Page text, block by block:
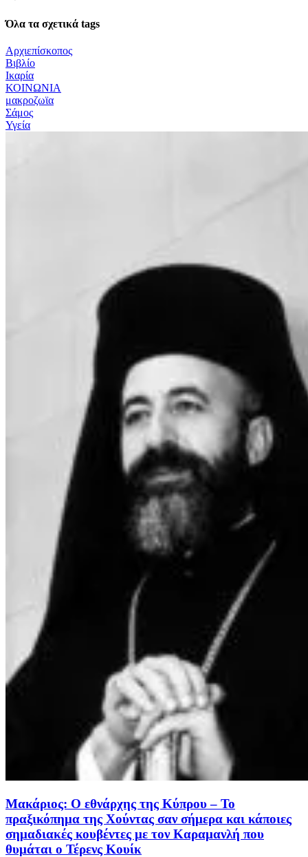
Όλα τα σχετικά tags
Αρχιεπίσκοπος
Βιβλίο
Ικαρία
ΚΟΙΝΩΝΙΑ
μακροζωϊα
Σάμος
Υγεία
Μακάριος: Ο εθνάρχης της Κύπρου – Το
πραξικόπημα της Χούντας σαν σήμερα και κάποιες
σημαδιακές κουβέντες με τον Καραμανλή που
θυμάται ο Τέρενς Κουίκ